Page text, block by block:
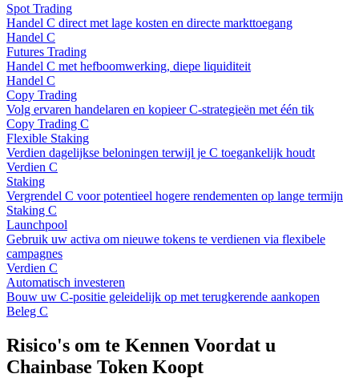
Spot Trading
Handel C direct met lage kosten en directe markttoegang
Handel C
Futures Trading
Handel C met hefboomwerking, diepe liquiditeit
Handel C
Copy Trading
Volg ervaren handelaren en kopieer C-strategieën met één tik
Copy Trading C
Flexible Staking
Verdien dagelijkse beloningen terwijl je C toegankelijk houdt
Verdien C
Staking
Vergrendel C voor potentieel hogere rendementen op lange termijn
Staking C
Launchpool
Gebruik uw activa om nieuwe tokens te verdienen via flexibele
campagnes
Verdien C
Automatisch investeren
Bouw uw C-positie geleidelijk op met terugkerende aankopen
Beleg C
Risico's om te Kennen Voordat u
Chainbase Token Koopt